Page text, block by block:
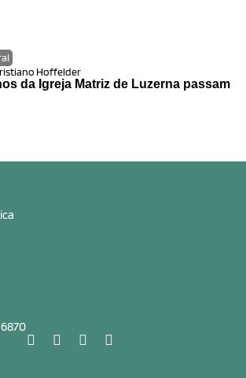
Hoffelder
da Igreja Matriz de Luzerna passam